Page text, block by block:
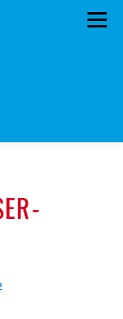
Menü
SPENDEN